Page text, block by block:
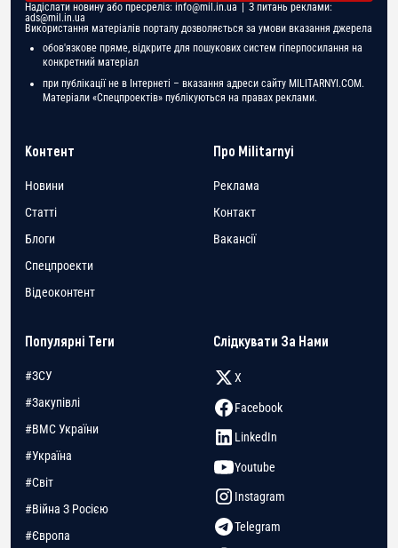
Надіслати новину або пресреліз: info@mil.in.ua | З питань реклами:
ads@mil.in.ua
Використання матеріалів порталу дозволяється за умови вказання джерела
обов'язкове пряме, відкрите для пошукових систем гіперпосилання на
конкретний матеріал
при публікації не в Інтернеті – вказання адреси сайту MILITARNYI.COM.
Матеріали «Спецпроектів» публікуються на правах реклами.
Контент
Новини
Статті
Блоги
Спецпроекти
Відеоконтент
Про Militarnyi
Реклама
Контакт
Вакансії
Популярні Теги
#ЗСУ
#Закупівлі
#ВМС України
#Україна
#Світ
#Війна З Росією
#Європа
Слідкувати За Нами
X
Facebook
LinkedIn
Youtube
Instagram
Telegram